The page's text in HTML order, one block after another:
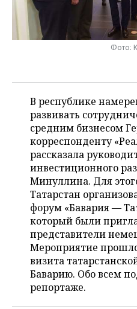
НЕФТЕХИМИЯ
НЕФТЬ
РОЗНИЧНАЯ ТОРГОВЛЯ
НОВОСТИ ТЕХНОЛОГИЙ
ТЕЛЕКОММУНИКАЦИИ
МЕРОПРИЯТИЯ
НОВОСТИ МЕРОПРИЯТИЙ
БИЗНЕС-БРАНЧИ
ONLINE-КОНФЕРЕНЦИИ
ОТКРЫТАЯ ЛЕКЦИЯ
ФУТБОЛ
ХОККЕЙ
БАСКЕТБОЛ
ВОЛЕЙБОЛ
КИБЕРСПОРТ
ФИГУРНОЕ КАТАНИЕ
ВОДНЫЕ ВИДЫ СПОРТА
НОВОСТИ ОБЩЕСТВА
ВЛАСТЬ
ИНФРАСТРУКТУРА
ИСТОРИЯ
КУЛЬТУРА
МЕДИЦИНА
ОБРАЗОВАНИЕ
ФОТОГАЛЕРЕЯ
СЮЖЕТЫ
СПРАВОЧНИК
СПИСОК ПЕРСОН
СПИСОК КОМПАНИЙ
ПОЛНАЯ ВЕРСИЯ
Фото:
В республике
развивать
средним бизнесом
корреспонденту
рассказала
инвестиционного
Минуллина. Для
Татарстан
форум «Бавария —
который были
представители
Мероприятие
визита
Баварию. Обо всем
репортаже.